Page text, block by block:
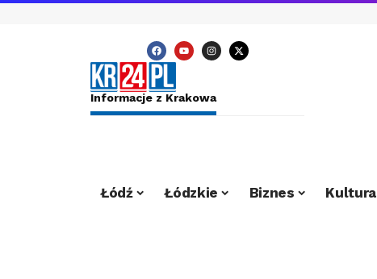
Informacje z Krakowa
Łódź Łódzkie Biznes Kultura